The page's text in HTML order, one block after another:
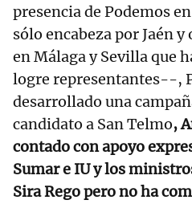
presencia de Podemos
sólo encabeza por Jaén
en Málaga y Sevilla que
logre representantes--,
desarrollado una
candidato a San Telmo,
contado con apoyo
Sumar e IU y los
Sira Rego pero no ha